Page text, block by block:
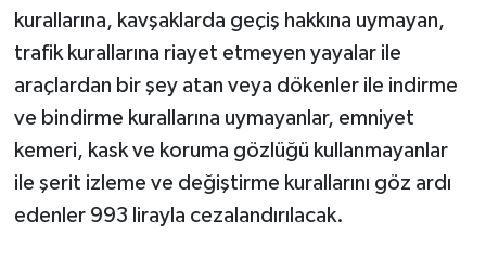
kurallarına, kavşaklarda geçiş hakkına uymayan,
trafik kurallarına riayet etmeyen yayalar ile
araçlardan bir şey atan veya dökenler ile indirme
ve bindirme kurallarına uymayanlar, emniyet
kemeri, kask ve koruma gözlüğü kullanmayanlar
ile şerit izleme ve değiştirme kurallarını göz ardı
edenler 993 lirayla cezalandırılacak.